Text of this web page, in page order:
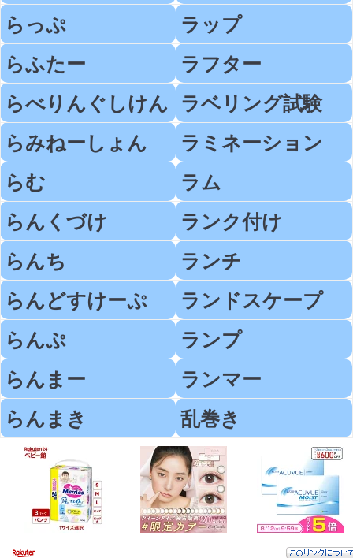
らっぷ
ラップ
らふたー
ラフター
らべりんぐしけん ラベリング試験
らみねーしょん
ラミネーション
らむ
ラム
らんくづけ
ランク付け
らんち
ランチ
らんどすけーぷ
ランドスケープ
らんぷ
ランプ
らんまー
ランマー
らんまき
乱巻き